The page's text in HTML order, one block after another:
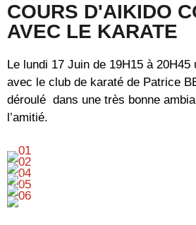
COURS D'AIKIDO
AVEC LE KARATE
Le lundi 17 Juin de 19H15 à
avec le club de karaté de Patrice
déroulé dans une très bonne
l’amitié.